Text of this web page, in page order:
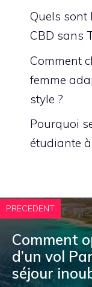
Quels sont
CBD sans
Comment
femme
style ?
Pourquoi
étudiante
PRECEDENT
Comment
d’un vol
séjour